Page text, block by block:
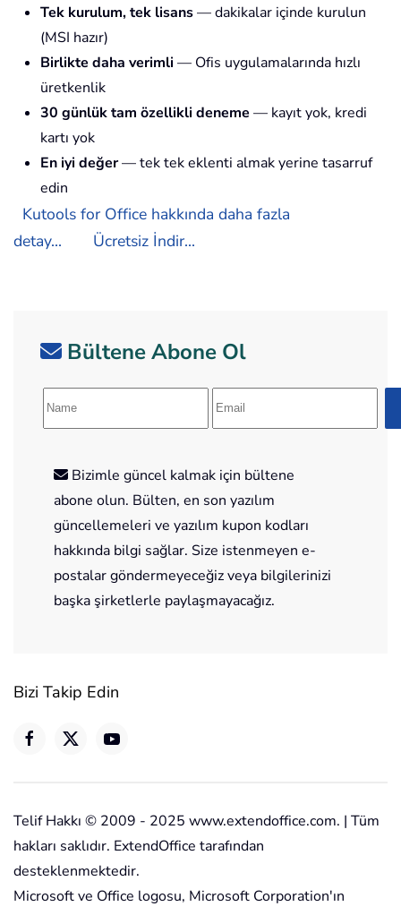
Tek kurulum, tek lisans— dakikalar içinde kurulun
(MSI hazır)
Birlikte daha verimli — Ofis uygulamalarında hızlı
üretkenlik
30 günlük tam özellikli deneme — kayıt yok, kredi
kartı yok
En iyi değer— tek tek eklenti almak yerine tasarruf
edin
Kutools for Office hakkında daha fazla
detay...
Ücretsiz İndir...
Bültene Abone Ol
Bizimle güncel kalmak için bültene
abone olun. Bülten, en son yazılım
güncellemeleri ve yazılım kupon kodları
hakkında bilgi sağlar. Size istenmeyen e-
postalar göndermeyeceğiz veya bilgilerinizi
başka şirketlerle paylaşmayacağız.
Bizi Takip Edin
Telif Hakkı © 2009 - 2025 www.extendoffice.com. | Tüm
hakları saklıdır. ExtendOffice tarafından
desteklenmektedir.
Microsoft ve Office logosu, Microsoft Corporation'ın